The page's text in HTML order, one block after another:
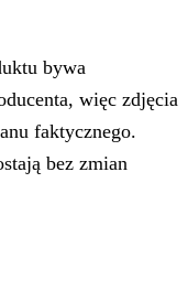
bywa
więc zdjęcia
faktycznego.
bez zmian